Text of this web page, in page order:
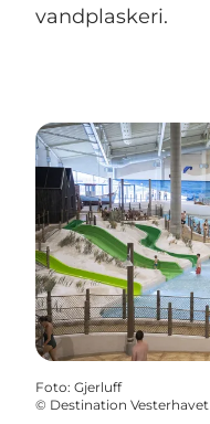
vandplaskeri.
Foto: Gjerluff
© Destination Vesterhavet